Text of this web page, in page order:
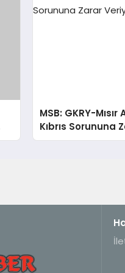
MSB: GKRY-
Kıbrıs Sorununa